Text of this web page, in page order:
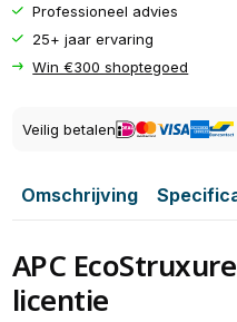
Professioneel advies
25+ jaar ervaring
Win €300 shoptegoed
Veilig betalen
Omschrijving
APC
licentie